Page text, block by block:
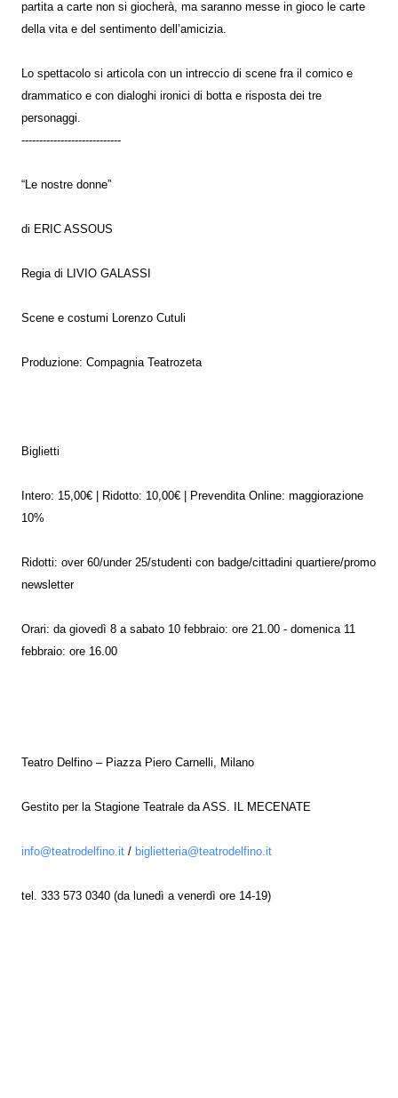
partita a carte non si giocherà, ma saranno messe in gioco le carte
della vita e del sentimento dell’amicizia.
Lo spettacolo si articola con un intreccio di scene fra il comico e
drammatico e con dialoghi ironici di botta e risposta dei tre
personaggi.
----------------------------
“Le nostre donne”
di ERIC ASSOUS
Regia di LIVIO GALASSI
Scene e costumi Lorenzo Cutuli
Produzione: Compagnia Teatrozeta
Biglietti
Intero: 15,00€ | Ridotto: 10,00€ | Prevendita Online: maggiorazione
10%
Ridotti: over 60/under 25/studenti con badge/cittadini quartiere/promo
newsletter
Orari: da giovedì 8 a sabato 10 febbraio: ore 21.00 - domenica 11
febbraio: ore 16.00
Teatro Delfino – Piazza Piero Carnelli, Milano
Gestito per la Stagione Teatrale da ASS. IL MECENATE
info@teatrodelfino.it / biglietteria@teatrodelfino.it
tel. 333 573 0340 (da lunedì a venerdì ore 14-19)